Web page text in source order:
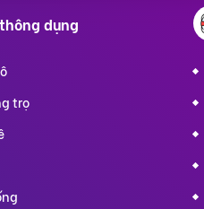
thông dụng
trọ